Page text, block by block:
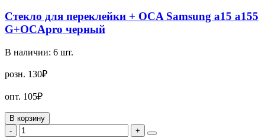
Стекло для переклейки + OCA Samsung a15 a155
G+OCApro черный
В наличии: 6 шт.
розн. 130₽
опт. 105₽
В корзину
-
+